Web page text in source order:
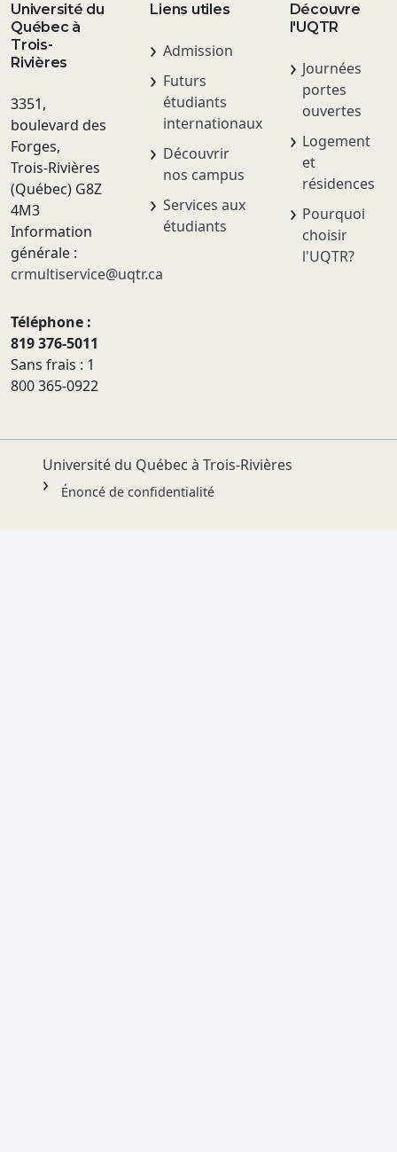
Université du
Québec à
Trois-
Rivières
3351,
boulevard des
Forges,
Trois-Rivières
(Québec) G8Z
4M3
Information
générale :
crmultiservice@uqtr.ca
Téléphone :
819 376-5011
Sans frais : 1
800 365-0922
Liens utiles
Admission
Futurs
étudiants
internationaux
Découvrir
nos campus
Services aux
étudiants
Découvre
l'UQTR
Journées
portes
ouvertes
Logement
et
résidences
Pourquoi
choisir
l'UQTR?
Université du Québec à Trois-Rivières
Énoncé de confidentialité